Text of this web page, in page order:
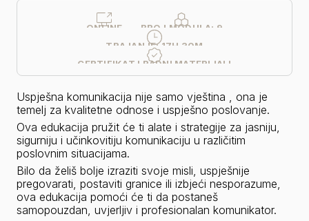
ONLINE BROJ MODULA: 9
TRAJANJE:17H 30M
CERTIFIKAT I RADNI MATERIJALI
Uspješna komunikacija nije samo vještina , ona je
temelj za kvalitetne odnose i uspješno poslovanje.
Ova edukacija pružit će ti alate i strategije za jasniju,
sigurniju i učinkovitiju komunikaciju u različitim
poslovnim situacijama.
Bilo da želiš bolje izraziti svoje misli, uspješnije
pregovarati, postaviti granice ili izbjeći nesporazume,
ova edukacija pomoći će ti da postaneš
samopouzdan, uvjerljiv i profesionalan komunikator.